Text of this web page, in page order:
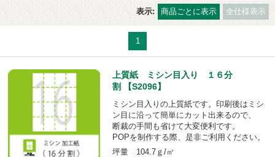
表示: 商品ごとに表示 全仕様表示
1
上質紙 ミシン目入り １６分
割 【S2096】
ミシン目入りの上質紙です。印刷後はミシ
ン目に沿って簡単にカット出来るので、
断裁の手間も省けて大変便利です。
POPを制作する際、是非ご利用ください。
坪量 104.7ｇ/㎡